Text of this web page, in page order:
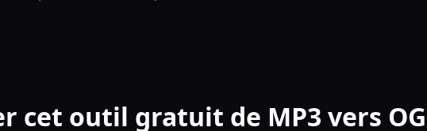
cet outil gratuit de MP3 vers